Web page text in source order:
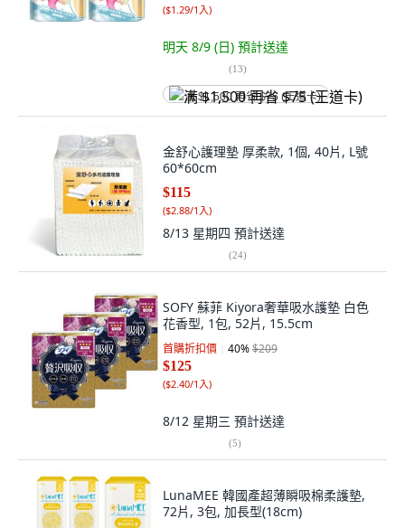
($1.29/1入)
明天 8/9 (日) 預計送達
(13)
满 $1,500 再省 $75 (王道卡)
金舒心護理墊 厚柔款, 1個, 40片, L號
60*60cm
$115
($2.88/1入)
8/13 星期四 預計送達
(24)
SOFY 蘇菲 Kiyora奢華吸水護墊 白色
花香型, 1包, 52片, 15.5cm
首購折扣價 40%$209
$125
($2.40/1入)
8/12 星期三 預計送達
(5)
LunaMEE 韓國產超薄瞬吸棉柔護墊,
72片, 3包, 加長型(18cm)